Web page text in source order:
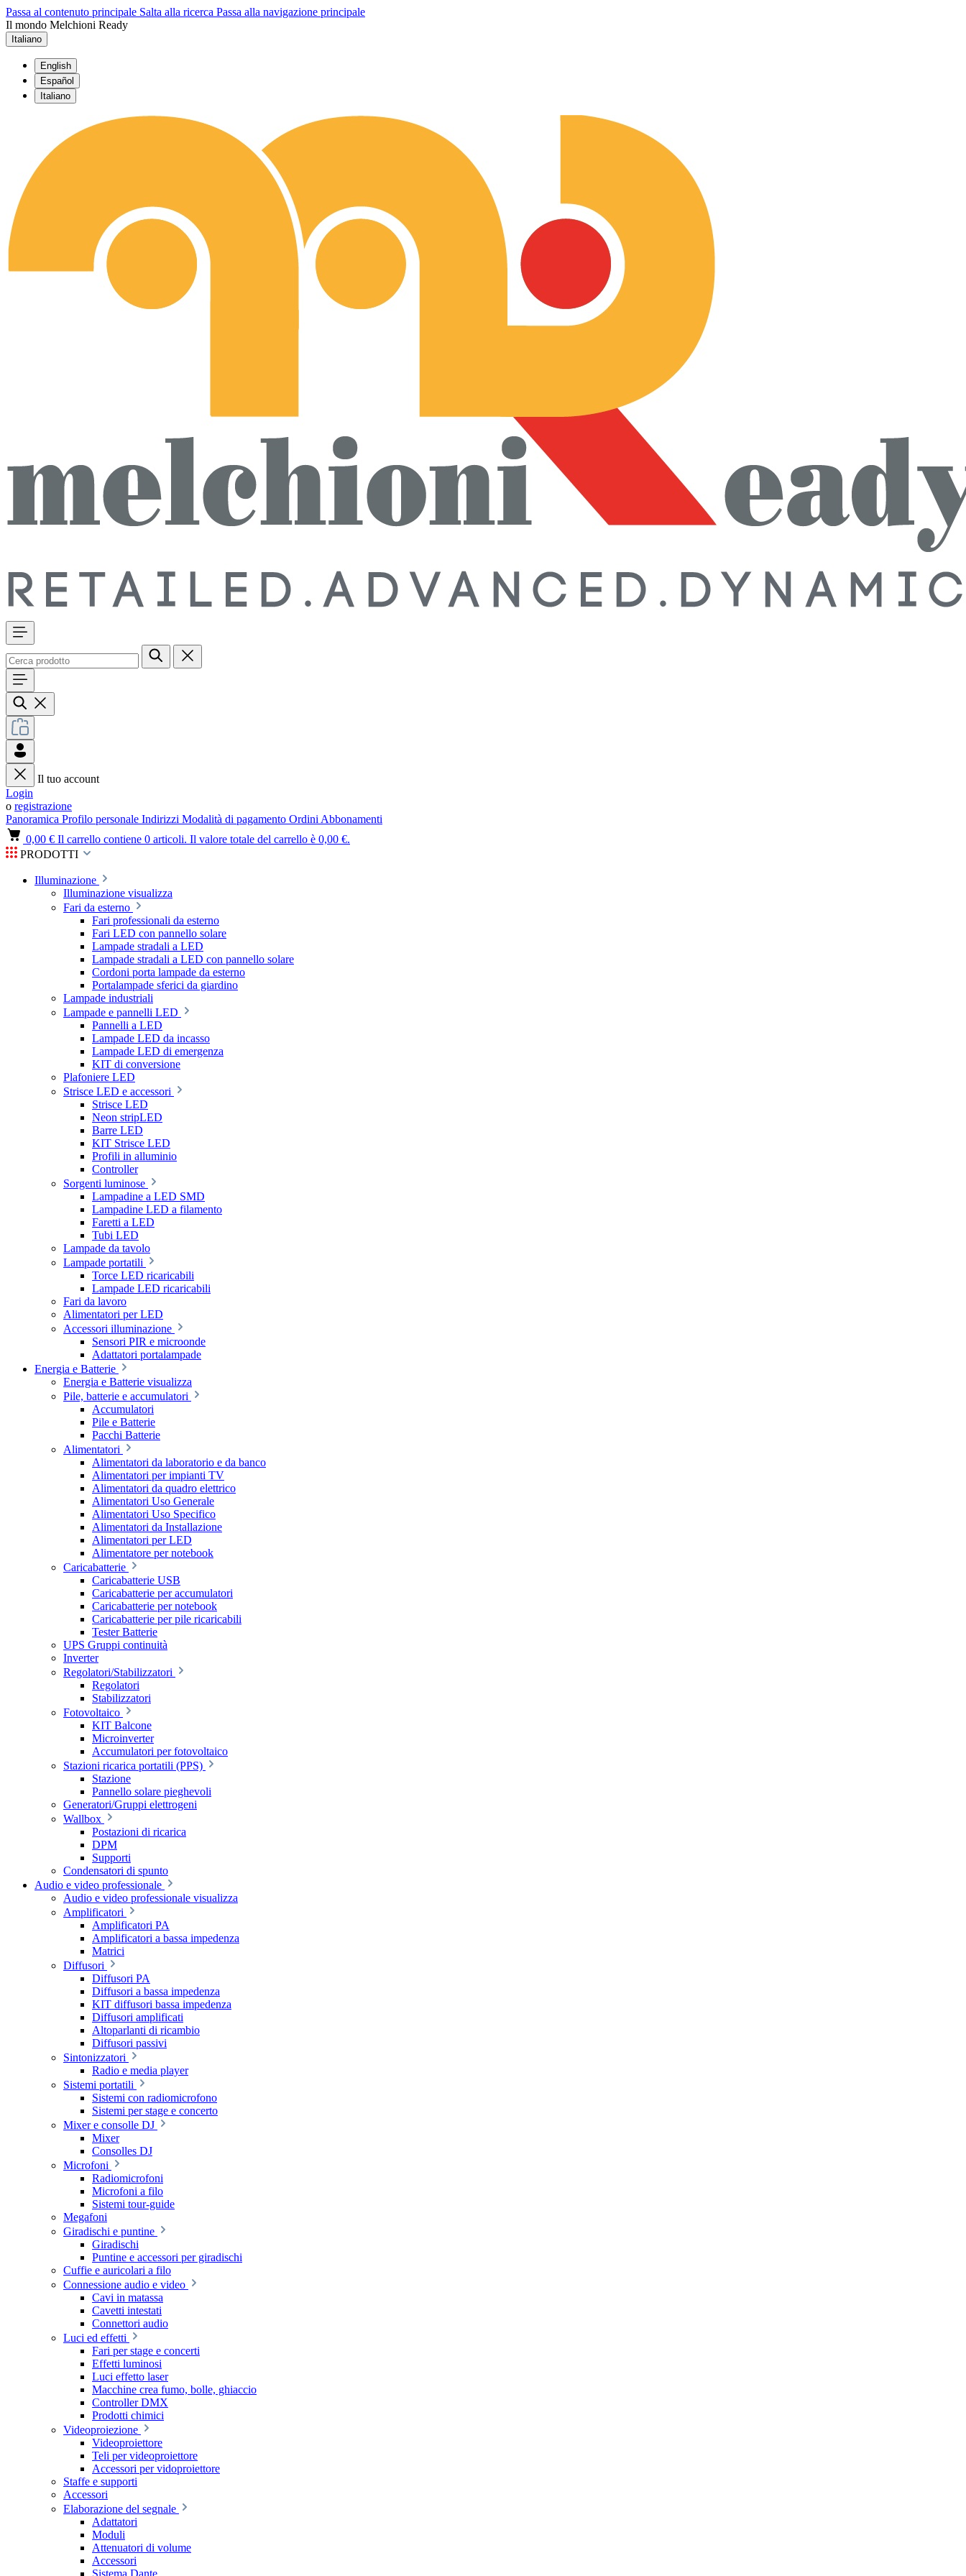
Passa al contenuto principale Salta alla ricerca Passa alla navigazione principale
Il mondo Melchioni Ready
Italiano
English
Español
Italiano
Il tuo account
Login
o registrazione
Panoramica Profilo personale Indirizzi Modalità di pagamento Ordini Abbonamenti
0,00 € Il carrello contiene 0 articoli. Il valore totale del carrello è 0,00 €.
PRODOTTI
Illuminazione
Illuminazione visualizza
Fari da esterno
Fari professionali da esterno
Fari LED con pannello solare
Lampade stradali a LED
Lampade stradali a LED con pannello solare
Cordoni porta lampade da esterno
Portalampade sferici da giardino
Lampade industriali
Lampade e pannelli LED
Pannelli a LED
Lampade LED da incasso
Lampade LED di emergenza
KIT di conversione
Plafoniere LED
Strisce LED e accessori
Strisce LED
Neon stripLED
Barre LED
KIT Strisce LED
Profili in alluminio
Controller
Sorgenti luminose
Lampadine a LED SMD
Lampadine LED a filamento
Faretti a LED
Tubi LED
Lampade da tavolo
Lampade portatili
Torce LED ricaricabili
Lampade LED ricaricabili
Fari da lavoro
Alimentatori per LED
Accessori illuminazione
Sensori PIR e microonde
Adattatori portalampade
Energia e Batterie
Energia e Batterie visualizza
Pile, batterie e accumulatori
Accumulatori
Pile e Batterie
Pacchi Batterie
Alimentatori
Alimentatori da laboratorio e da banco
Alimentatori per impianti TV
Alimentatori da quadro elettrico
Alimentatori Uso Generale
Alimentatori Uso Specifico
Alimentatori da Installazione
Alimentatori per LED
Alimentatore per notebook
Caricabatterie
Caricabatterie USB
Caricabatterie per accumulatori
Caricabatterie per notebook
Caricabatterie per pile ricaricabili
Tester Batterie
UPS Gruppi continuità
Inverter
Regolatori/Stabilizzatori
Regolatori
Stabilizzatori
Fotovoltaico
KIT Balcone
Microinverter
Accumulatori per fotovoltaico
Stazioni ricarica portatili (PPS)
Stazione
Pannello solare pieghevoli
Generatori/Gruppi elettrogeni
Wallbox
Postazioni di ricarica
DPM
Supporti
Condensatori di spunto
Audio e video professionale
Audio e video professionale visualizza
Amplificatori
Amplificatori PA
Amplificatori a bassa impedenza
Matrici
Diffusori
Diffusori PA
Diffusori a bassa impedenza
KIT diffusori bassa impedenza
Diffusori amplificati
Altoparlanti di ricambio
Diffusori passivi
Sintonizzatori
Radio e media player
Sistemi portatili
Sistemi con radiomicrofono
Sistemi per stage e concerto
Mixer e consolle DJ
Mixer
Consolles DJ
Microfoni
Radiomicrofoni
Microfoni a filo
Sistemi tour-guide
Megafoni
Giradischi e puntine
Giradischi
Puntine e accessori per giradischi
Cuffie e auricolari a filo
Connessione audio e video
Cavi in matassa
Cavetti intestati
Connettori audio
Luci ed effetti
Fari per stage e concerti
Effetti luminosi
Luci effetto laser
Macchine crea fumo, bolle, ghiaccio
Controller DMX
Prodotti chimici
Videoproiezione
Videoproiettore
Teli per videoproiettore
Accessori per vidoproiettore
Staffe e supporti
Accessori
Elaborazione del segnale
Adattatori
Moduli
Attenuatori di volume
Accessori
Sistema Dante